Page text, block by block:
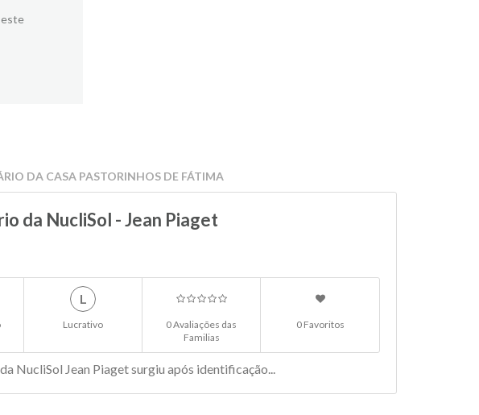
este
DA CASA PASTORINHOS DE FÁTIMA
da NucliSol - Jean Piaget
L
Lucrativo
0 Avaliações das
Familias
0 Favoritos
NucliSol Jean Piaget surgiu após identificação...